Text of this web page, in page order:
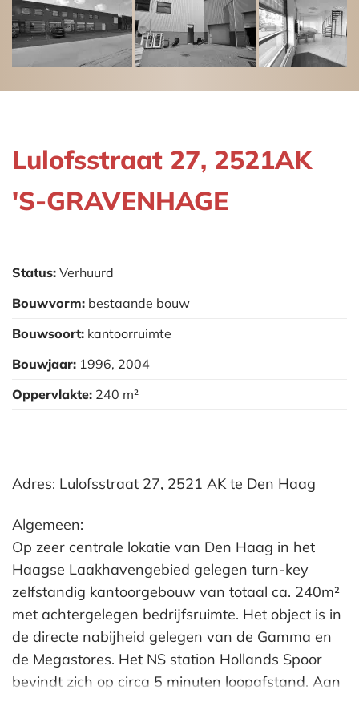
Lulofsstraat 27, 2521AK
'S-GRAVENHAGE
Status: Verhuurd
Bouwvorm: bestaande bouw
Bouwsoort: kantoorruimte
Bouwjaar: 1996, 2004
Oppervlakte: 240 m²
Adres: Lulofsstraat 27, 2521 AK te Den Haag
Algemeen:
Op zeer centrale lokatie van Den Haag in het
Haagse Laakhavengebied gelegen turn-key
zelfstandig kantoorgebouw van totaal ca. 240m²
met achtergelegen bedrijfsruimte. Het object is in
de directe nabijheid gelegen van de Gamma en
de Megastores. Het NS station Hollands Spoor
bevindt zich op circa 5 minuten loopafstand. Aan